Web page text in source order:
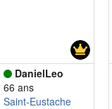
DanielLeo
66 ans
Saint-Eustache